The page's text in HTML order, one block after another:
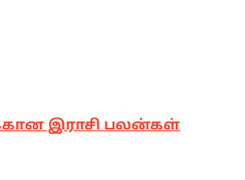
இராசி பலன்கள்